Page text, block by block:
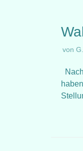
von